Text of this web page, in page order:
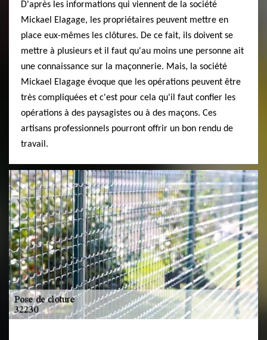
D'après les informations qui viennent de la société
Mickael Elagage, les propriétaires peuvent mettre en
place eux-mêmes les clôtures. De ce fait, ils doivent se
mettre à plusieurs et il faut qu'au moins une personne ait
une connaissance sur la maçonnerie. Mais, la société
Mickael Elagage évoque que les opérations peuvent être
très compliquées et c'est pour cela qu'il faut confier les
opérations à des paysagistes ou à des maçons. Ces
artisans professionnels pourront offrir un bon rendu de
travail.